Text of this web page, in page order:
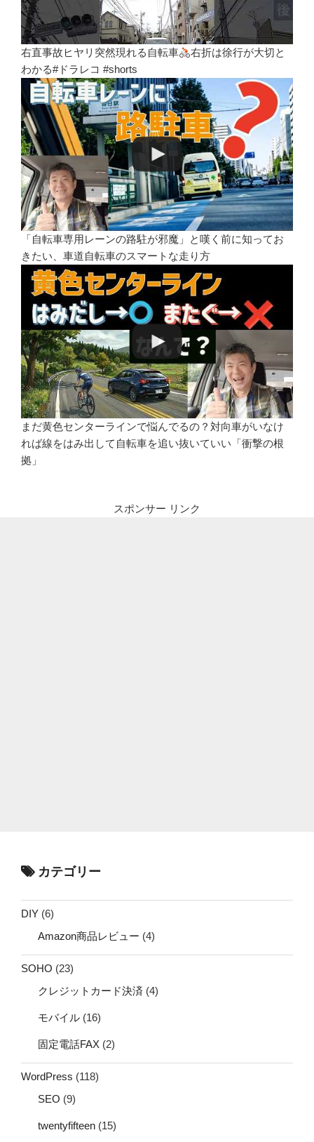
右直事故ヒヤリ突然現れる自転車
右折は徐行が大切と
わかる#ドラレコ #shorts
「自転車専用レーンの路駐が邪魔」と嘆く前に知ってお
きたい、車道自転車のスマートな走り方
まだ黄色センターラインで悩んでるの？対向車がいなけ
れば線をはみ出して自転車を追い抜いていい「衝撃の根
拠」
スポンサー リンク
カテゴリー
DIY (6)
Amazon商品レビュー (4)
SOHO (23)
クレジットカード決済 (4)
モバイル (16)
固定電話FAX (2)
WordPress (118)
SEO (9)
twentyfifteen (15)